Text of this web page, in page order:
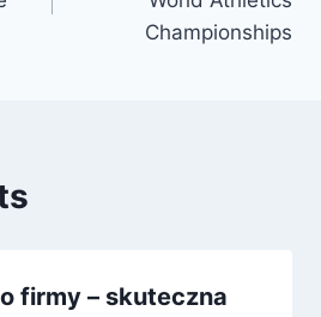
Championships
firmy – skuteczna